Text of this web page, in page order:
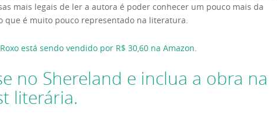
mais legais de ler a autora é poder conhecer um pouco mais da
que é muito pouco representado na literatura.
está sendo vendido por R$ 30,60 na Amazon.
no Shereland e inclua a obra na
literária.